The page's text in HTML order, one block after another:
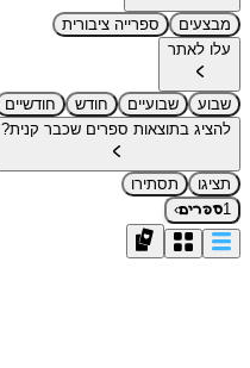
מבצעים
ספרייה ציבורית
עלו לאתר
שבוע שבועיים חודש
חודשיים
להציג בתוצאות ספרים שכבר קנית?
תציגו
תסתירו
1ספרים›